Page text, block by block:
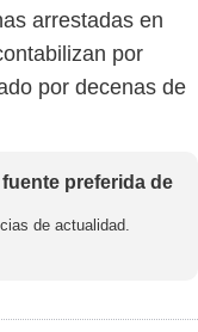
arrestadas en
por
por decenas de
preferida de
de actualidad.